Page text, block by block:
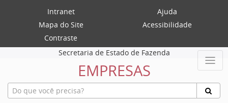
Intranet
Ajuda
Mapa do Site
Acessibilidade
Contraste
Secretaria de Estado de Fazenda
EMPRESAS